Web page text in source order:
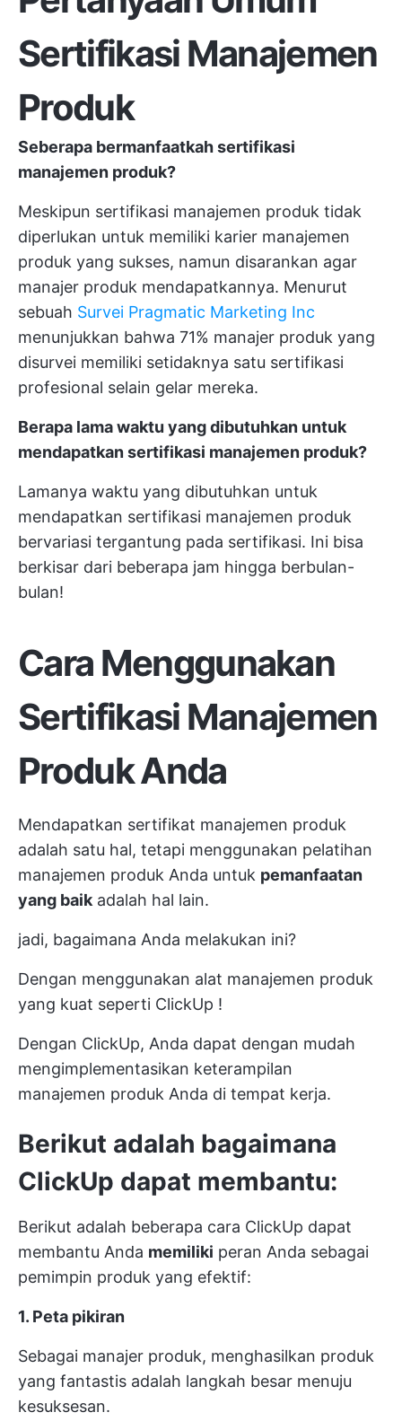
Sertifikasi Manajemen
Produk
Seberapa bermanfaatkah sertifikasi
manajemen produk?
Meskipun sertifikasi manajemen produk tidak
diperlukan untuk memiliki karier manajemen
produk yang sukses, namun disarankan agar
manajer produk mendapatkannya. Menurut
sebuah Survei Pragmatic Marketing Inc
menunjukkan bahwa 71% manajer produk yang
disurvei memiliki setidaknya satu sertifikasi
profesional selain gelar mereka.
Berapa lama waktu yang dibutuhkan untuk
mendapatkan sertifikasi manajemen produk?
Lamanya waktu yang dibutuhkan untuk
mendapatkan sertifikasi manajemen produk
bervariasi tergantung pada sertifikasi. Ini bisa
berkisar dari beberapa jam hingga berbulan-
bulan!
Cara Menggunakan
Sertifikasi Manajemen
Produk Anda
Mendapatkan sertifikat manajemen produk
adalah satu hal, tetapi menggunakan pelatihan
manajemen produk Anda untuk pemanfaatan
yang baik adalah hal lain.
jadi, bagaimana Anda melakukan ini?
Dengan menggunakan alat manajemen produk
yang kuat seperti ClickUp !
Dengan ClickUp, Anda dapat dengan mudah
mengimplementasikan keterampilan
manajemen produk Anda di tempat kerja.
Berikut adalah bagaimana
ClickUp dapat membantu:
Berikut adalah beberapa cara ClickUp dapat
membantu Anda memiliki peran Anda sebagai
pemimpin produk yang efektif:
1. Peta pikiran
Sebagai manajer produk, menghasilkan produk
yang fantastis adalah langkah besar menuju
kesuksesan.